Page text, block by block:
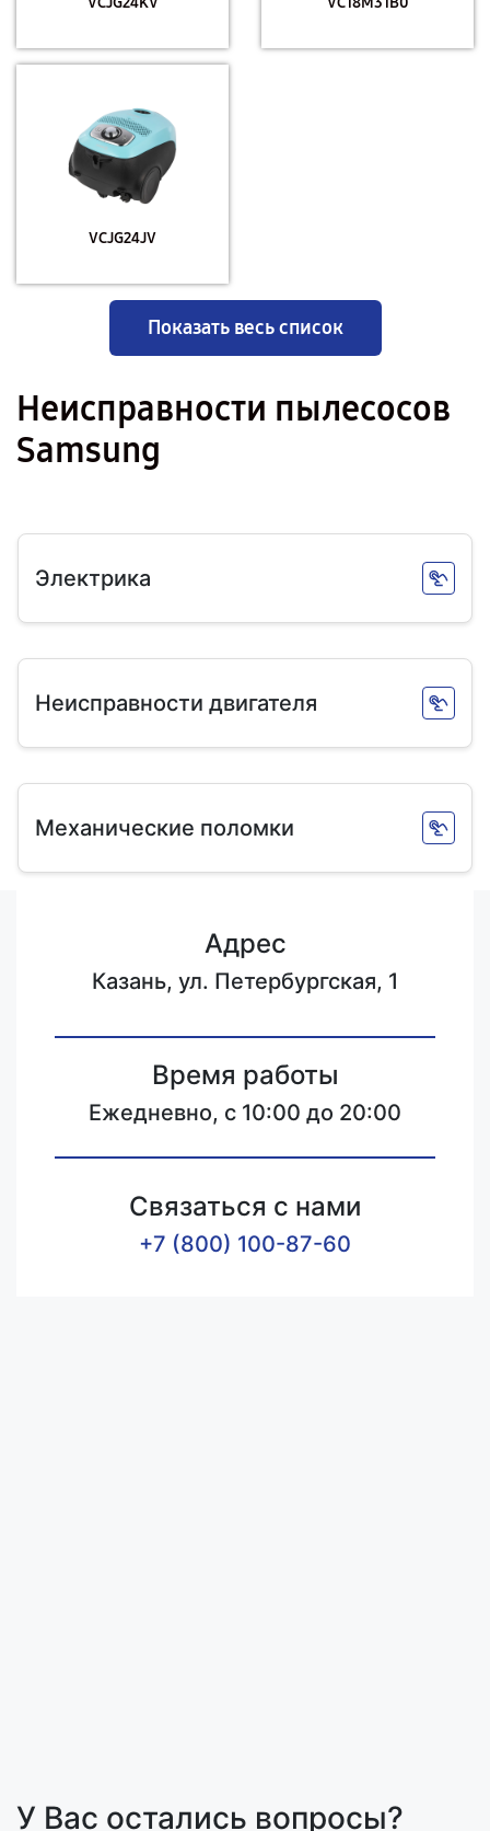
VCJG24JV
Показать весь список
Неисправности пылесосов
Samsung
Электрика
Неисправности двигателя
Механические поломки
Адрес
Казань, ул. Петербургская, 1
Время работы
Ежедневно, с 10:00 до 20:00
Связаться с нами
+7 (800) 100-87-60
У Вас остались вопросы?